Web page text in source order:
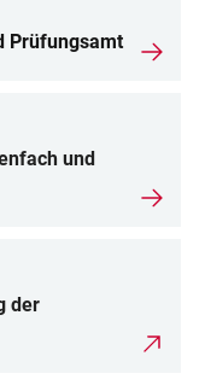
Prüfungsamt
und
der